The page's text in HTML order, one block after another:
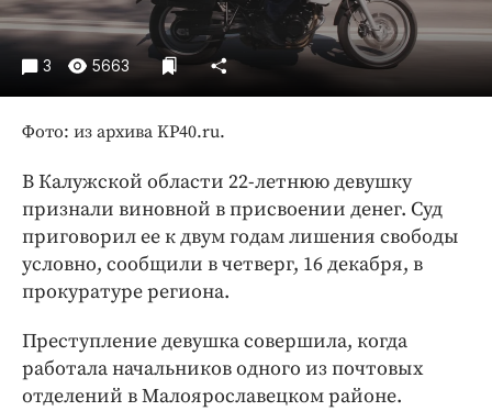
Спорт
Экономика и бизнес
Блоги
Медиаперсона
Интересное чтиво
Клиника года
Бренд года
3 5663
Фото: из архива KP40.ru.
В Калужской области 22-летнюю девушку
признали виновной в присвоении денег. Суд
приговорил ее к двум годам лишения свободы
условно, сообщили в четверг, 16 декабря, в
прокуратуре региона.
Преступление девушка совершила, когда
работала начальников одного из почтовых
отделений в Малоярославецком районе.